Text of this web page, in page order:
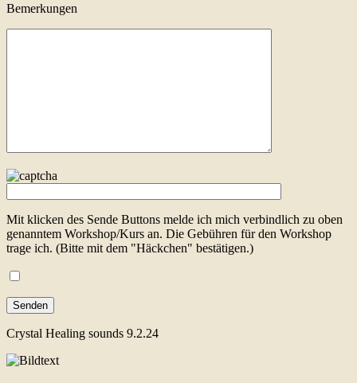
Bemerkungen
Mit klicken des Sende Buttons melde ich mich verbindlich zu oben
genanntem Workshop/Kurs an. Die Gebühren für den Workshop
trage ich. (Bitte mit dem "Häckchen" bestätigen.)
Crystal Healing sounds 9.2.24